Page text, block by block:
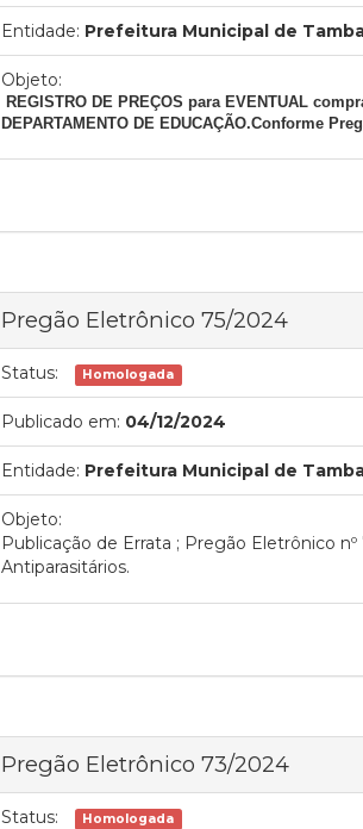
Entidade: Prefeitura Municipal de
Objeto:
REGISTRO DE PREÇOS para EVENTUAL
DEPARTAMENTO DE EDUCAÇÃO.Conforme
Pregão Eletrônico 75/2024
Status: Homologada
Publicado em: 04/12/2024
Entidade: Prefeitura Municipal de
Objeto:
Publicação de Errata ; Pregão Eletrônico
Antiparasitários.
Pregão Eletrônico 73/2024
Status: Homologada